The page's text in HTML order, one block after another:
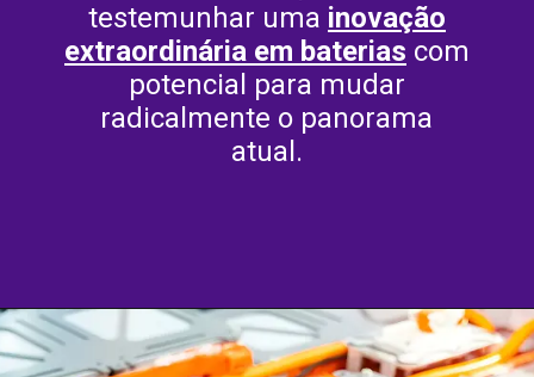
testemunhar uma inovação
extraordinária em baterias com
potencial para mudar
radicalmente o panorama
atual.